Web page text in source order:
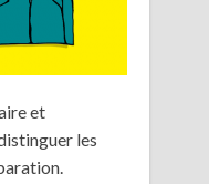
et
les